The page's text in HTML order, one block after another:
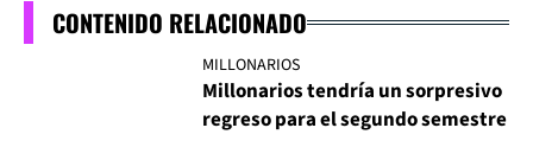
CONTENIDO RELACIONADO
MILLONARIOS
Millonarios tendría un sorpresivo
regreso para el segundo semestre